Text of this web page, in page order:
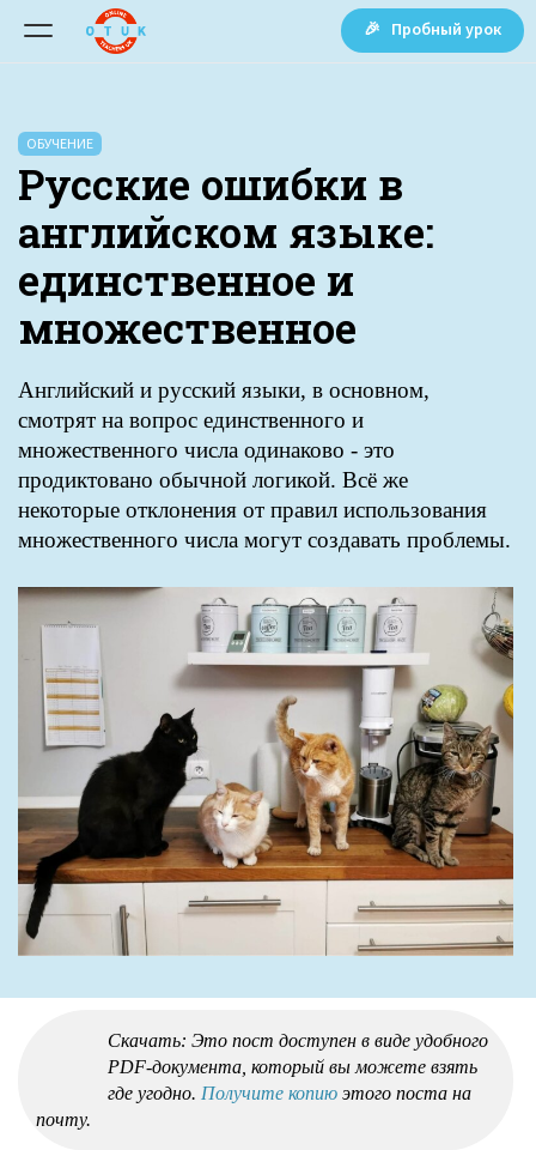
🎉 Пробный урок
ОБУЧЕНИЕ
Русские ошибки в
английском языке:
единственное и
множественное
Английский и русский языки, в основном,
смотрят на вопрос единственного и
множественного числа одинаково - это
продиктовано обычной логикой. Всё же
некоторые отклонения от правил использования
множественного числа могут создавать проблемы.
Скачать: Это пост доступен в виде удобного
PDF-документа, который вы можете взять
где угодно. Получите копию этого поста на
почту.